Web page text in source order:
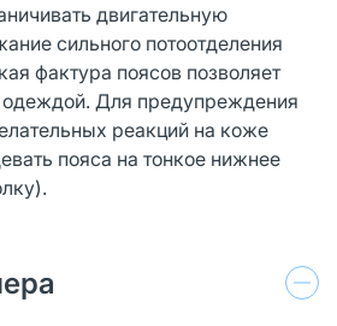
двигательную
сильного потоотделения
фактура поясов позволяет
одеждой. Для предупреждения
реакций на коже
пояса на тонкое нижнее